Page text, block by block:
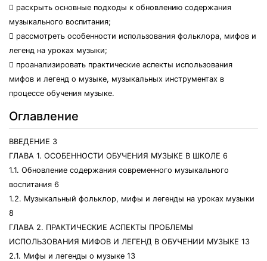
 раскрыть основные подходы к обновлению содержания
музыкального воспитания;
 рассмотреть особенности использования фольклора, мифов и
легенд на уроках музыки;
 проанализировать практические аспекты использования
мифов и легенд о музыке, музыкальных инструментах в
процессе обучения музыке.
Оглавление
ВВЕДЕНИЕ 3
ГЛАВА 1. ОСОБЕННОСТИ ОБУЧЕНИЯ МУЗЫКЕ В ШКОЛЕ 6
1.1. Обновление содержания современного музыкального
воспитания 6
1.2. Музыкальный фольклор, мифы и легенды на уроках музыки
8
ГЛАВА 2. ПРАКТИЧЕСКИЕ АСПЕКТЫ ПРОБЛЕМЫ
ИСПОЛЬЗОВАНИЯ МИФОВ И ЛЕГЕНД В ОБУЧЕНИИ МУЗЫКЕ 13
2.1. Мифы и легенды о музыке 13